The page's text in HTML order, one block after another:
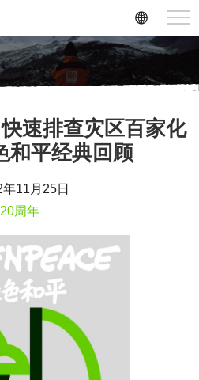
速排查灾区百家化
和平经典回顾
年11月25日
周年